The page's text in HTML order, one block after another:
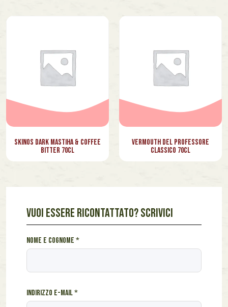
Skinos Dark Mastiha & Coffee
Bitter 70cl
Vermouth del Professore
Classico 70cl
VUOI ESSERE RICONTATTATO? SCRIVICI
Nome e cognome *
Indirizzo e-mail*